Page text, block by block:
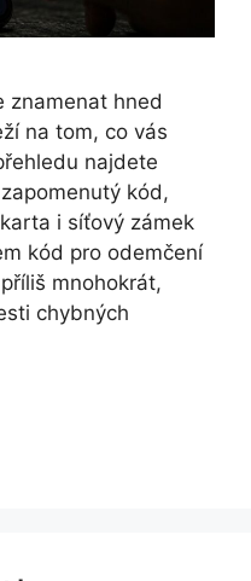
znamenat hned
na tom, co vás
najdete
kód,
i síťový zámek
kód pro odemčení
mnohokrát,
chybných